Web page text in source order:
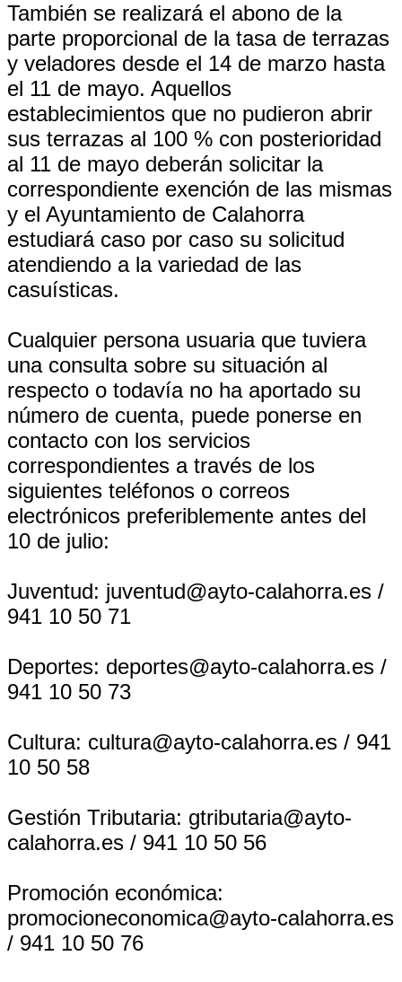
También se realizará el abono de la
parte proporcional de la tasa de terrazas
y veladores desde el 14 de marzo hasta
el 11 de mayo. Aquellos
establecimientos que no pudieron abrir
sus terrazas al 100 % con posterioridad
al 11 de mayo deberán solicitar la
correspondiente exención de las mismas
y el Ayuntamiento de Calahorra
estudiará caso por caso su solicitud
atendiendo a la variedad de las
casuísticas.
Cualquier persona usuaria que tuviera
una consulta sobre su situación al
respecto o todavía no ha aportado su
número de cuenta, puede ponerse en
contacto con los servicios
correspondientes a través de los
siguientes teléfonos o correos
electrónicos preferiblemente antes del
10 de julio:
Juventud: juventud@ayto-calahorra.es /
941 10 50 71
Deportes: deportes@ayto-calahorra.es /
941 10 50 73
Cultura: cultura@ayto-calahorra.es / 941
10 50 58
Gestión Tributaria: gtributaria@ayto-
calahorra.es / 941 10 50 56
Promoción económica:
promocioneconomica@ayto-calahorra.es
/ 941 10 50 76